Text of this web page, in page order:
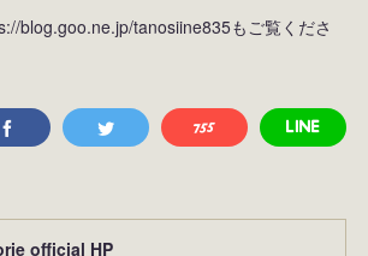
blog.goo.ne.jp/tanosiine835もご覧くださ
official HP